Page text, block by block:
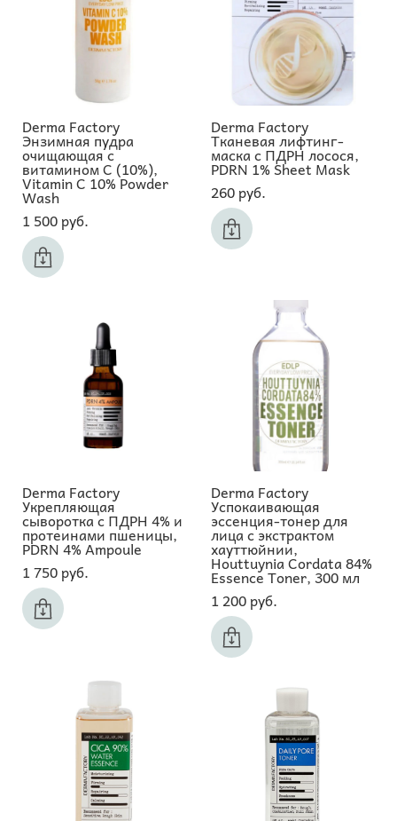
Derma Factory
Энзимная пудра
очищающая с
витамином С (10%),
Vitamin C 10% Powder
Wash
1 500 pуб.
Derma Factory
Тканевая лифтинг-
маска с ПДРН лосося,
PDRN 1% Sheet Mask
260 pуб.
Derma Factory
Укрепляющая
сыворотка с ПДРН 4% и
протеинами пшеницы,
PDRN 4% Ampoule
1 750 pуб.
Derma Factory
Успокаивающая
эссенция-тонер для
лица с экстрактом
хауттюйнии,
Houttuynia Cordata 84%
Essence Toner, 300 мл
1 200 pуб.